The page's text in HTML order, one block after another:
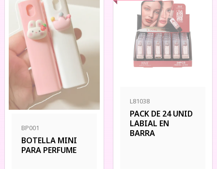
BP001
BOTELLA MINI
PARA PERFUME
L81038
PACK DE 24 UNID
LABIAL EN
BARRA